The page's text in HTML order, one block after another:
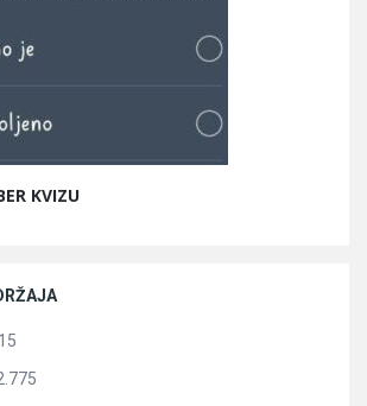
KVIZU